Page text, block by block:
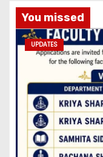
You missed
UPDATES